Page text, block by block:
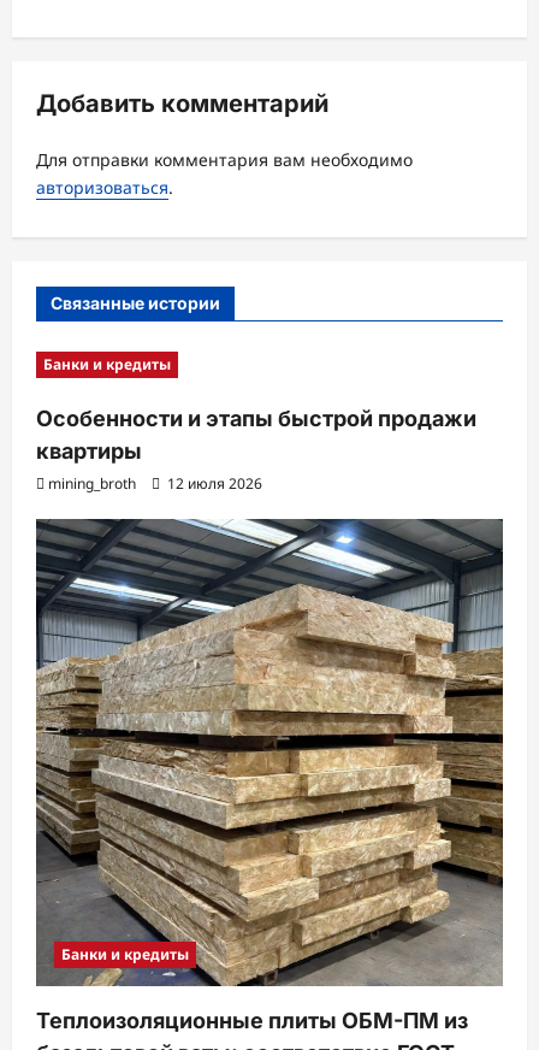
ц
я
з
а
п
и
с
Добавить комментарий
Для отправки комментария вам необходимо
авторизоваться.
Связанные истории
Банки и кредиты
Особенности и этапы быстрой продажи
квартиры
mining_broth 12 июля 2026
Банки и кредиты
Теплоизоляционные плиты ОБМ-ПМ из